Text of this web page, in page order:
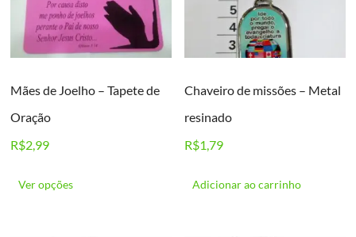
Mães de Joelho – Tapete de
Oração
R$2,99
Ver opções
Chaveiro de missões – Metal
resinado
R$1,79
Adicionar ao carrinho